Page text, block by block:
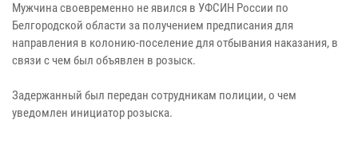
Мужчина своевременно не явился в УФСИН России по
Белгородской области за получением предписания для
направления в колонию-поселение для отбывания наказания, в
связи с чем был объявлен в розыск.
Задержанный был передан сотрудникам полиции, о чем
уведомлен инициатор розыска.